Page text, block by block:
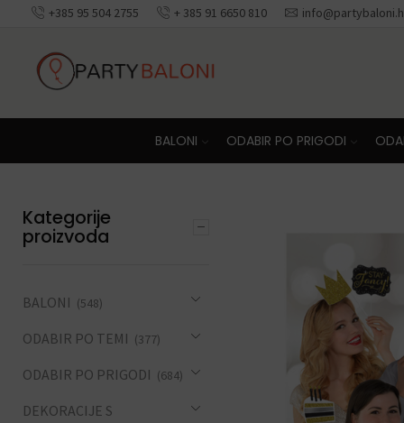
+385 95 504 2755 + 385 91 6650 810 Besplatna
BALONI ODABIR PO PRIGODI
Kategorije
proizvoda
BALONI (548)
ODABIR PO TEMI (377)
ODABIR PO PRIGODI (684)
DEKORACIJE S